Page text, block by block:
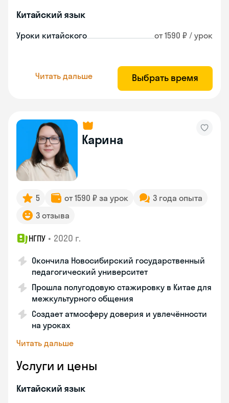
Китайский язык
Уроки китайского от 1590 ₽ / урок
Читать дальше Выбрать время
Карина
5 от 1590 ₽ за урок
3 года опыта
3 отзыва
НГПУ • 2020 г.
Окончила Новосибирский государственный
педагогический университет
Прошла полугодовую стажировку в Китае для
межкультурного общения
Создает атмосферу доверия и увлечённости
на уроках
Читать дальше
Услуги и цены
Китайский язык